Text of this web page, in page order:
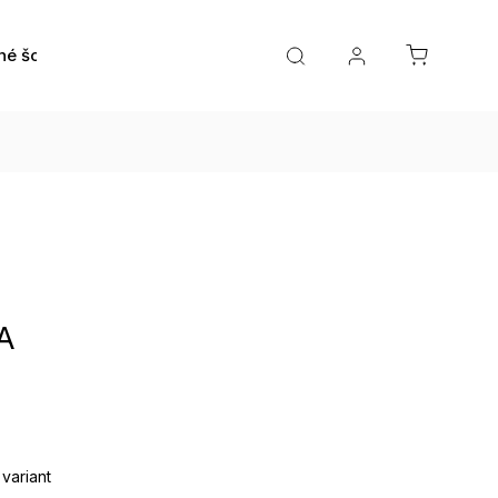
šošovky Roztoky a očné kvapky Doplnky